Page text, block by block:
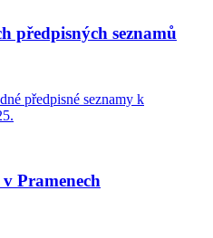
předpisných seznamů
předpisné seznamy k
Pramenech